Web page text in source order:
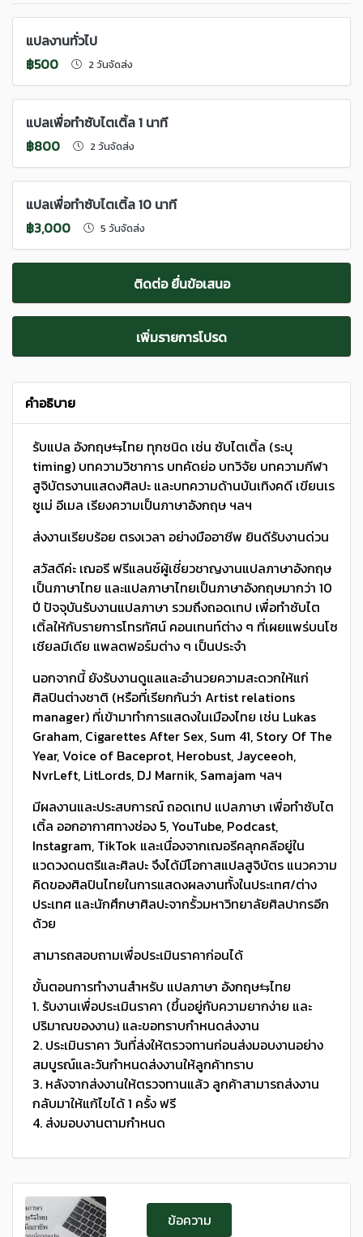
แปลงานทั่วไป
฿500
2 วันจัดส่ง
แปลเพื่อทำซับไตเติ้ล 1 นาที
฿800
2 วันจัดส่ง
แปลเพื่อทำซับไตเติ้ล 10 นาที
฿3,000
5 วันจัดส่ง
ติดต่อ ยื่นข้อเสนอ
เพิ่มรายการโปรด
คำอธิบาย
รับแปล อังกฤษ⇆ไทย ทุกชนิด เช่น ซับไตเติ้ล (ระบุ
timing) บทความวิชาการ บทคัดย่อ บทวิจัย บทความกีฬา
สูจิบัตรงานแสดงศิลปะ และบทความด้านบันเทิงคดี เขียนเร
ซูเม่ อีเมล เรียงความเป็นภาษาอังกฤษ ฯลฯ
ส่งงานเรียบร้อย ตรงเวลา อย่างมืออาชีพ ยินดีรับงานด่วน
สวัสดีค่ะ เฌอรี ฟรีแลนซ์ผู้เชี่ยวชาญงานแปลภาษาอังกฤษ
เป็นภาษาไทย และแปลภาษาไทยเป็นภาษาอังกฤษมากว่า 10
ปี ปัจจุบันรับงานแปลภาษา รวมถึงถอดเทป เพื่อทำซับไต
เติ้ลให้กับรายการโทรทัศน์ คอนเทนท์ต่าง ๆ ที่เผยแพร่บนโซ
เชียลมีเดีย แพลตฟอร์มต่าง ๆ เป็นประจำ
นอกจากนี้ ยังรับงานดูแลและอำนวยความสะดวกให้แก่
ศิลปินต่างชาติ (หรือที่เรียกกันว่า Artist relations
manager) ที่เข้ามาทำการแสดงในเมืองไทย เช่น Lukas
Graham, Cigarettes After Sex, Sum 41, Story Of The
Year, Voice of Baceprot, Herobust, Jayceeoh,
NvrLeft, LitLords, DJ Marnik, Samajam ฯลฯ
มีผลงานและประสบการณ์ ถอดเทป แปลภาษา เพื่อทำซับไต
เติ้ล ออกอากาศทางช่อง 5, YouTube, Podcast,
Instagram, TikTok และเนื่องจากเฌอรีคลุกคลีอยู่ใน
แวดวงดนตรีและศิลปะ จึงได้มีโอกาสแปลสูจิบัตร แนวความ
คิดของศิลปินไทยในการแสดงผลงานทั้งในประเทศ/ต่าง
ประเทศ และนักศึกษาศิลปะจากรั้วมหาวิทยาลัยศิลปากรอีก
ด้วย
สามารถสอบถามเพื่อประเมินราคาก่อนได้
ขั้นตอนการทำงานสำหรับ แปลภาษา อังกฤษ⇆ไทย
1. รับงานเพื่อประเมินราคา (ขึ้นอยู่กับความยากง่าย และ
ปริมาณของงาน) และขอทราบกำหนดส่งงาน
2. ประเมินราคา วันที่ส่งให้ตรวจทานก่อนส่งมอบงานอย่าง
สมบูรณ์และวันกำหนดส่งงานให้ลูกค้าทราบ
3. หลังจากส่งงานให้ตรวจทานแล้ว ลูกค้าสามารถส่งงาน
กลับมาให้แก้ไขได้ 1 ครั้ง ฟรี
4. ส่งมอบงานตามกำหนด
ข้อความ